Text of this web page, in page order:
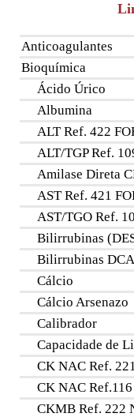
Anticoagulantes
Bioquímica
Ácido Úrico
Albumina
ALT Ref. 422
ALT/TGP Ref.
Amilase Direta
AST Ref. 421
AST/TGO Ref.
Bilirrubinas
Bilirrubinas DCA
Cálcio
Cálcio Arsenazo
Calibrador
Capacidade de
CK NAC Ref.
CK NAC
CKMB Ref. 222